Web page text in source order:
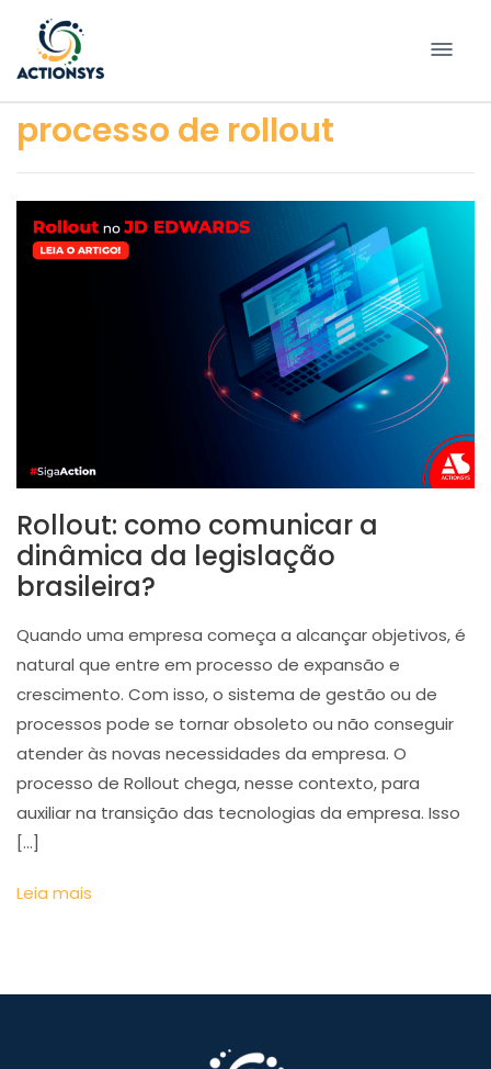
conteúdo
processo de rollout
Rollout: como comunicar a
dinâmica da legislação
brasileira?
Quando uma empresa começa a alcançar objetivos, é
natural que entre em processo de expansão e
crescimento. Com isso, o sistema de gestão ou de
processos pode se tornar obsoleto ou não conseguir
atender às novas necessidades da empresa. O
processo de Rollout chega, nesse contexto, para
auxiliar na transição das tecnologias da empresa. Isso
[…]
Leia mais